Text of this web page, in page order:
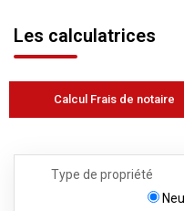
Les calculatrices
Calcul Frais de notaire